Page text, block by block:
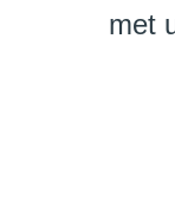
met